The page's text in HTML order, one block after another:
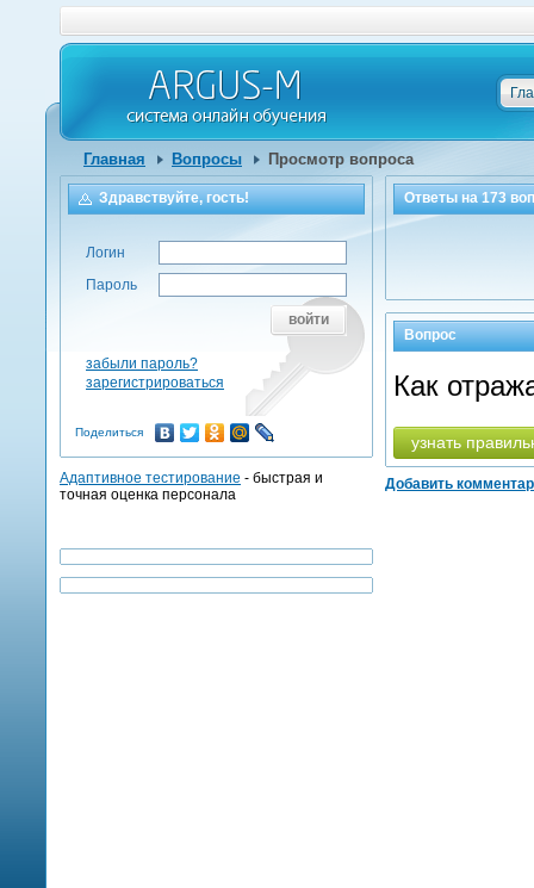
Главная Вопросы Просмотр вопроса
Ответы на173
Вопрос
Как
узнать
Добавить
Здравствуйте, гость!
Логин
Пароль
войти
забыли пароль?
зарегистрироваться
Поделиться
Адаптивное тестирование - быстрая и
точная оценка персонала